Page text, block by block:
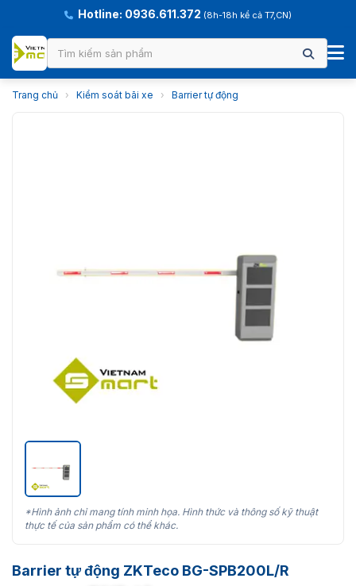
Hotline: 0936.611.372 (8h-18h kể cả T7,CN)
Trang chủ › Kiểm soát bãi xe › Barrier tự động
*Hình ảnh chỉ mang tính minh họa. Hình thức và thông số kỹ thuật
thực tế của sản phẩm có thể khác.
Barrier tự động ZKTeco BG-SPB200L/R